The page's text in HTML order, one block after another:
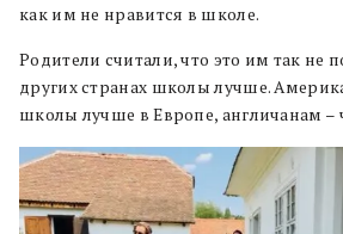
как им не нравится в школе.
Родители считали, что это им так не
других странах школы лучше.
школы лучше в Европе, англичанам –